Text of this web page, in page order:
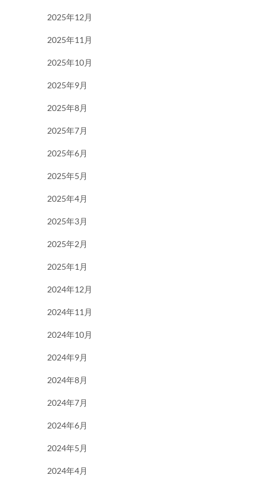
2025年12月
2025年11月
2025年10月
2025年9月
2025年8月
2025年7月
2025年6月
2025年5月
2025年4月
2025年3月
2025年2月
2025年1月
2024年12月
2024年11月
2024年10月
2024年9月
2024年8月
2024年7月
2024年6月
2024年5月
2024年4月